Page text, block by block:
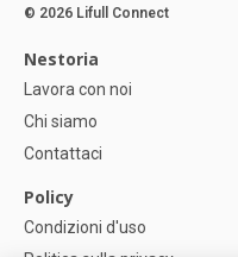
© 2026 Lifull Connect
Nestoria
Lavora con noi
Chi siamo
Contattaci
Policy
Condizioni d'uso